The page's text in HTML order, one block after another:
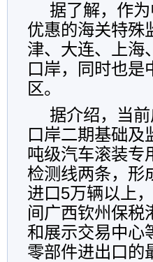
据了解，作
优惠的海关特殊
津、大连、上海
口岸，同时也是
区。
据介绍，当
口岸二期基础及
吨级汽车滚装专
检测线两条，形
进口5万辆以上
间广西钦州保税
和展示交易中心
零部件进出口的